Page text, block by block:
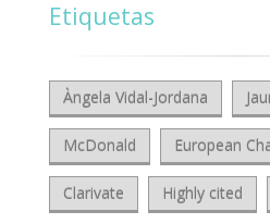
Etiquetas
Àngela Vidal-Jordana
McDonald European
Clarivate Highly cited